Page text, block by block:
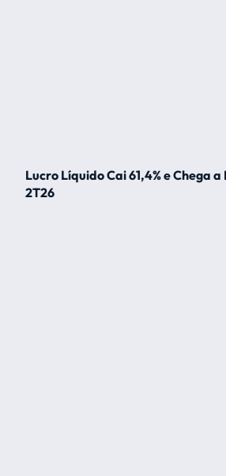
Lucro Líquido Cai 61,4% e Chega a
2T26